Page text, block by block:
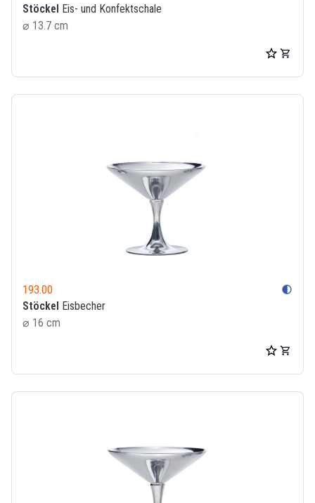
Stöckel Eis- und Konfektschale
⌀ 13.7 cm
193.00 contrast
Stöckel Eisbecher
⌀ 16 cm